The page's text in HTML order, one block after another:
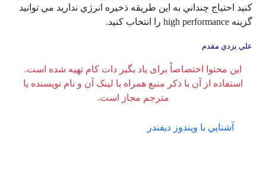
كنيد احتياج چنداني به اين طريقه ذخيره انرژي نداريد مي توانيد
گزينه high performance را انتخاب كنيد.
علي يزدي مقدم
این محتوا اختصاصاً برای یاد بگیر دات کام تهیه شده است.
استفاده از آن با ذکر منبع همراه با لینک آن و نام نویسنده یا
مترجم مجاز است.
آشنايي با ويندوز ديفندر